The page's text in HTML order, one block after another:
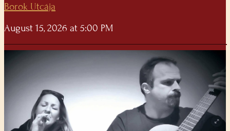
Borok Utcája
August 15, 2026 at 5:00 PM